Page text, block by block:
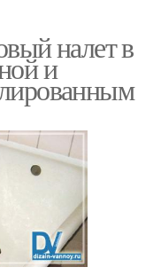
налет в
и